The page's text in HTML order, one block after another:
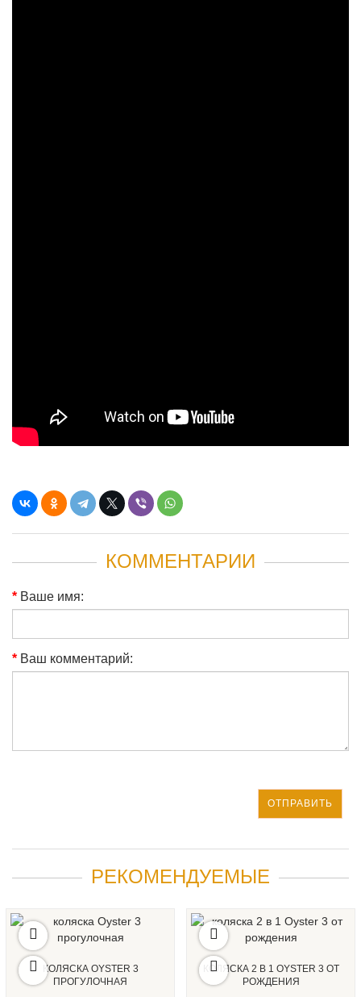
КОММЕНТАРИИ
Ваше имя:
Ваш комментарий:
ОТПРАВИТЬ
РЕКОМЕНДУЕМЫЕ
КОЛЯСКА OYSTER 3
ПРОГУЛОЧНАЯ
КОЛЯСКА 2 В 1 OYSTER 3 ОТ
РОЖДЕНИЯ